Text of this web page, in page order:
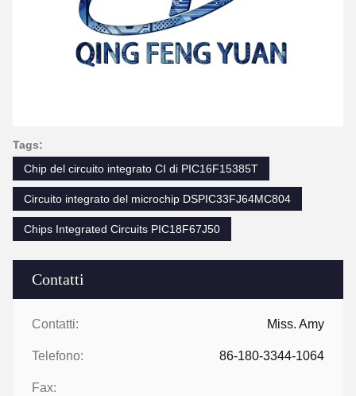
Contatti
Contatti: Miss. Amy
Telefono: 86-180-3344-1064
Fax:
Tags:
Chip del circuito integrato CI di PIC16F15385T
Circuito integrato del microchip DSPIC33FJ64MC804
Chips Integrated Circuits PIC18F67J50